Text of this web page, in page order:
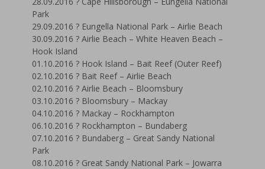
Park
29.09.2016 ? Eungella National Park – Airlie Beach
30.09.2016 ? Airlie Beach – White Heaven Beach –
Hook Island
01.10.2016 ? Hook Island – Bait Reef (Outer Reef)
02.10.2016 ? Bait Reef – Airlie Beach
02.10.2016 ? Airlie Beach – Bloomsbury
03.10.2016 ? Bloomsbury – Mackay
04.10.2016 ? Mackay – Rockhampton
06.10.2016 ? Rockhampton – Bundaberg
07.10.2016 ? Bundaberg – Great Sandy National
Park
08.10.2016 ? Great Sandy National Park – Jowarra